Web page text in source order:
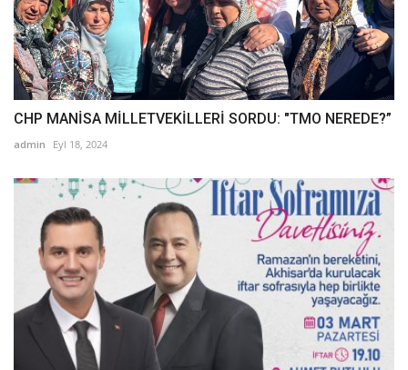
CHP MANİSA MİLLETVEKİLLERİ SORDU: "TMO NEREDE?”
admin Eyl 18, 2024